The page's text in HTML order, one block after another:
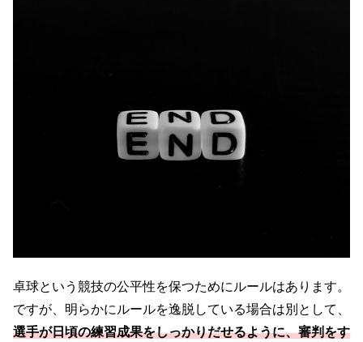
卓球という競技の公平性を保つためにルールはあります。
ですが、明らかにルールを逸脱している場合は別として、
選手が日頃の練習成果をしっかりだせるように、審判をす